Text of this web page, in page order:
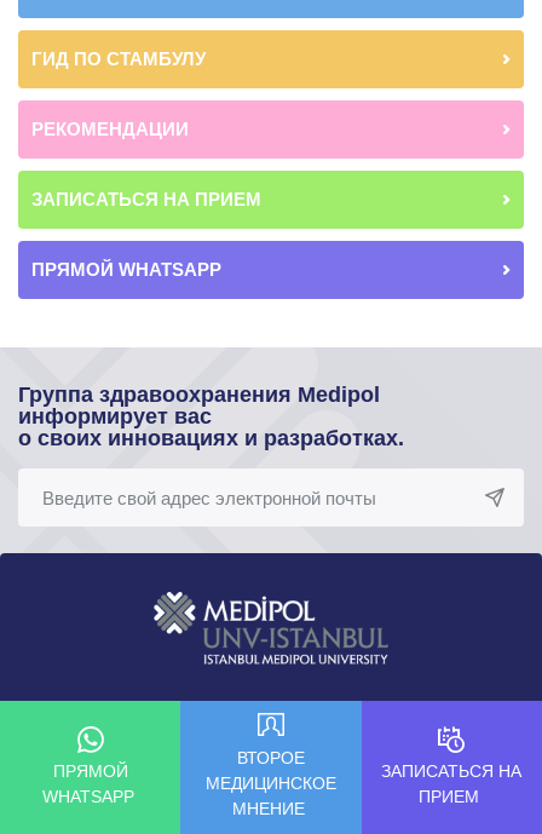
ГИД ПО СТАМБУЛУ
РЕКОМЕНДАЦИИ
ЗАПИСАТЬСЯ НА ПРИЕМ
ПРЯМОЙ WHATSAPP
Группа здравоохранения Medipol
информирует вас
о своих инновациях и разработках.
ПРЯМОЙ
WHATSAPP
ВТОРОЕ
МЕДИЦИНСКОЕ
МНЕНИЕ
ЗАПИСАТЬСЯ НА
ПРИЕМ